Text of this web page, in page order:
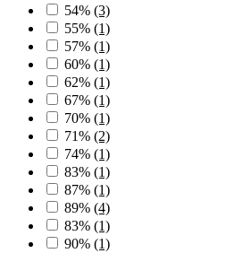
54% (3)
55% (1)
57% (1)
60% (1)
62% (1)
67% (1)
70% (1)
71% (2)
74% (1)
83% (1)
87% (1)
89% (4)
83% (1)
90% (1)